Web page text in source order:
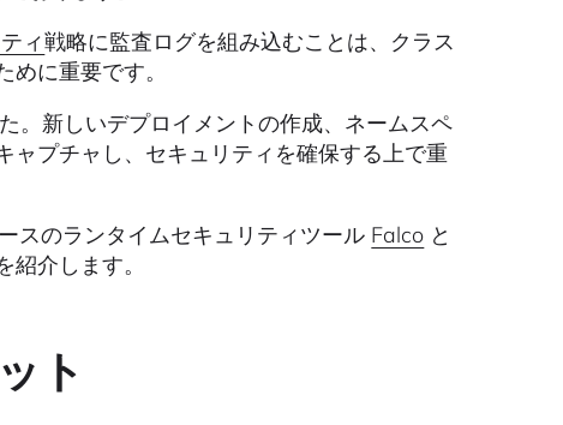
ィ戦略に監査ログを組み込むことは、クラス
に重要です。
。新しいデプロイメントの作成、ネームスペ
ャプチャし、セキュリティを確保する上で重
スのランタイムセキュリティツール Falco と
介します。
ト